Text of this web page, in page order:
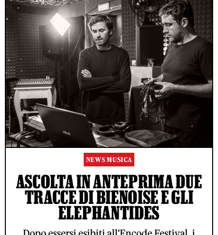
NEWS MUSICA
ASCOLTA IN ANTEPRIMA DUE
TRACCE DI BIENOISE E GLI
ELEPHANTIDES